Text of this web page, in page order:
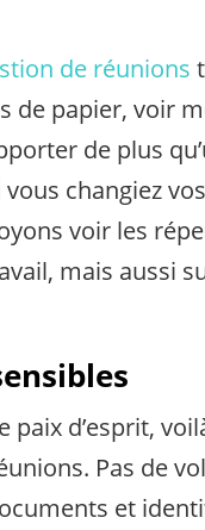
de réunions
de papier, voir
de plus
changiez vos
voir les
mais aussi
d’esprit,
Pas de
et